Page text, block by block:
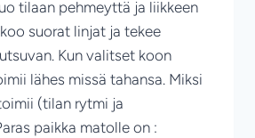
tilaan pehmeyttä ja liikkeen
suorat linjat ja tekee
Kun valitset koon
lähes missä tahansa. Miksi
(tilan rytmi ja
paikka matolle on :